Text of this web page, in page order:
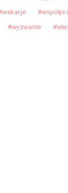
wakacje
wyzwanie